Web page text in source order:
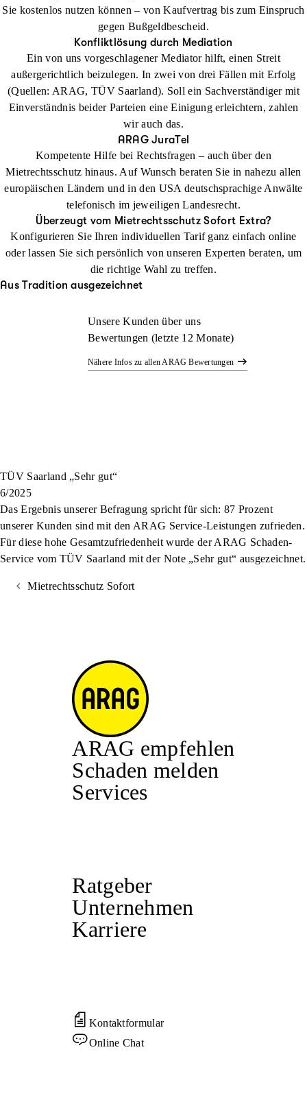
Sie kostenlos nutzen können – von Kaufvertrag bis zum Einspruch
gegen Bußgeldbescheid.
Konfliktlösung durch Mediation
Ein von uns vorgeschlagener Mediator hilft, einen Streit
außergerichtlich beizulegen. In zwei von drei Fällen mit Erfolg
(Quellen: ARAG, TÜV Saarland). Soll ein Sachverständiger mit
Einverständnis beider Parteien eine Einigung erleichtern, zahlen
wir auch das.
ARAG JuraTel
Kompetente Hilfe bei Rechtsfragen – auch über den
Mietrechtsschutz hinaus. Auf Wunsch beraten Sie in nahezu allen
europäischen Ländern und in den USA deutschsprachige Anwälte
telefonisch im jeweiligen Landesrecht.
Überzeugt vom Mietrechtsschutz Sofort Extra?
Konfigurieren Sie Ihren individuellen Tarif ganz einfach online
oder lassen Sie sich persönlich von unseren Experten beraten, um
die richtige Wahl zu treffen.
Aus Tradition ausgezeichnet
Unsere Kunden über uns
Bewertungen (letzte 12 Monate)
Nähere Infos zu allen ARAG Bewertungen
TÜV Saarland „Sehr gut“
6/2025
Das Ergebnis unserer Befragung spricht für sich: 87 Prozent
unserer Kunden sind mit den ARAG Service-Leistungen zufrieden.
Für diese hohe Gesamtzufriedenheit wurde der ARAG Schaden-
Service vom TÜV Saarland mit der Note „Sehr gut“ ausgezeichnet.
Mietrechtsschutz Sofort
ARAG empfehlen
Schaden melden
Services
Ratgeber
Unternehmen
Karriere
Kontaktformular
Online Chat